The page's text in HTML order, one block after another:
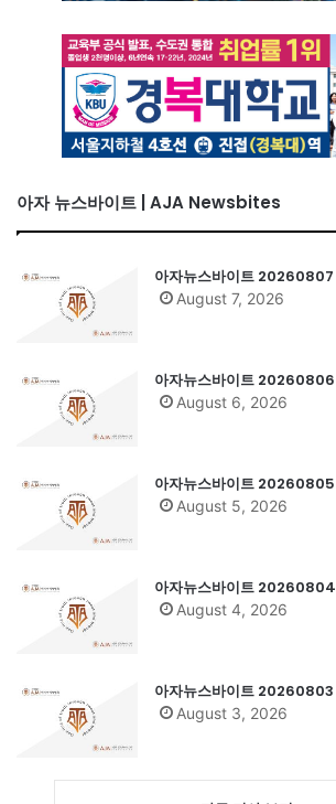
아자 뉴스바이트 | AJA Newsbites
아자뉴스바이트 20260807
August 7, 2026
아자뉴스바이트 20260806
August 6, 2026
아자뉴스바이트 20260805
August 5, 2026
아자뉴스바이트 20260804
August 4, 2026
아자뉴스바이트 20260803
August 3, 2026